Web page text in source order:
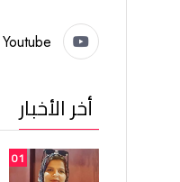
Youtube
أخر الأخبار
01